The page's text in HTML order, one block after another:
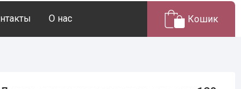
О нас Кошик